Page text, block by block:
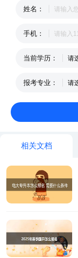
姓名：
手机：
当前学历：
报考专业：
相关文档